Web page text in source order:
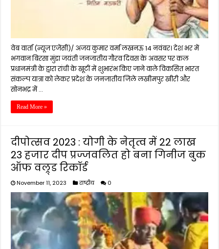
वेब वार्ता (न्यूज एजेंसी)/ अजय कुमार वर्मा लखनऊ 14 नवंबर। देश भर में
भगवान बिरसा मुंडा जयंती जनजातीय गौरव दिवस के अवसर पर कल
प्रधानमंत्री के द्वारा रांची के खूटीं में शुभारंभ किए जाने वाले विकसित भारत
संकल्प यात्रा को लेकर प्रदेश के जनजातीय जिले लखीमपुर खीरी और
सोनभद्र में …
Read More »
दीपोत्सव 2023 : योगी के नेतृत्व में 22 लाख
23 हजार दीप प्रज्जवलित हो बना गिनीज बुक
ऑफ वल्र्ड रिकॉर्ड
November 11, 2023 राष्ट्रीय 0